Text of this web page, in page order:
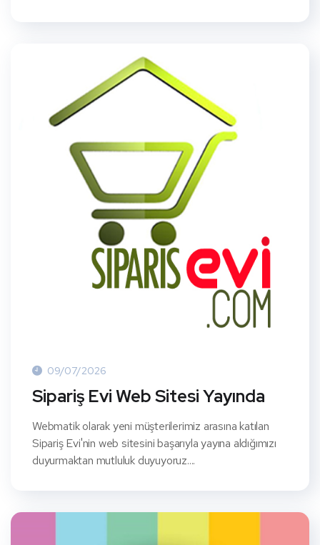
09/07/2026
Sipariş Evi Web Sitesi Yayında
Webmatik olarak yeni müşterilerimiz arasına katılan
Sipariş Evi'nin web sitesini başarıyla yayına aldığımızı
duyurmaktan mutluluk duyuyoruz....